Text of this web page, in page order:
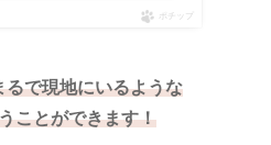
ポチップ
るで現地にいるような
ことができます！